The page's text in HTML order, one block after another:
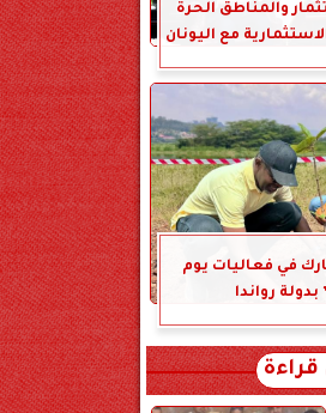
والمناطق الحرة
مع اليونان
في فعاليات يوم
رواندا
قراءة